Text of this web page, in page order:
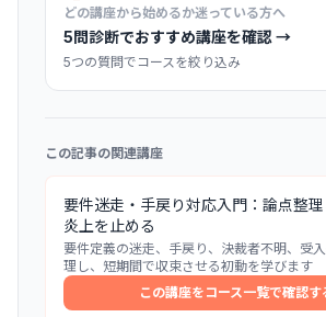
どの講座から始めるか迷っている方へ
5問診断でおすすめ講座を確認 →
5つの質問でコースを絞り込み
この記事の関連講座
要件迷走・手戻り対応入門：論点整
炎上を止める
要件定義の迷走、手戻り、決裁者不明、受
理し、短期間で収束させる初動を学びます
この講座をコース一覧で確認